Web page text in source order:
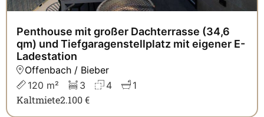
Penthouse mit großer Dachterrasse (34,6
qm) und Tiefgaragenstellplatz mit eigener E-
Ladestation
Offenbach / Bieber
120 m²
3 4 1
Kaltmiete2.100 €